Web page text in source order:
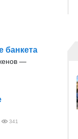
банкета
—
341